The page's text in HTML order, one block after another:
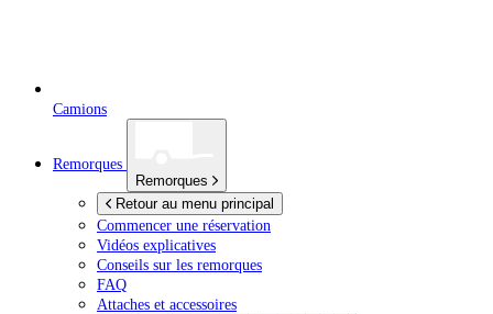
Camions
Remorques
Remorques
Retour au menu principal
Commencer une réservation
Vidéos explicatives
Conseils sur les remorques
FAQ
Attaches et accessoires